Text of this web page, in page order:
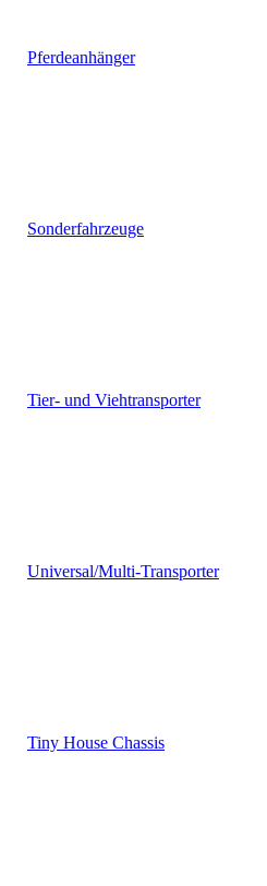
Pferdeanhänger
Sonderfahrzeuge
Tier- und Viehtransporter
Universal/Multi-Transporter
Tiny House Chassis